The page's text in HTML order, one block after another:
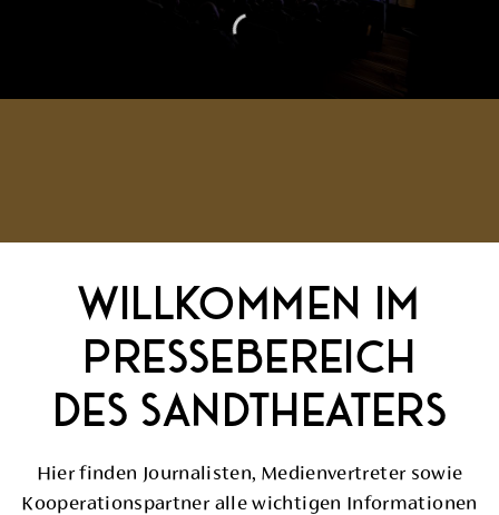
PRESSEBEREICH
WILLKOMMEN IM
PRESSEBEREICH
DES SANDTHEATERS
Hier finden Journalisten, Medienvertreter sowie
Kooperationspartner alle wichtigen Informationen